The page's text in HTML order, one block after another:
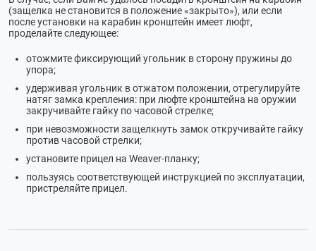
(защелка не становится в положение «закрыто»), или если
после установки на карабин кронштейн имеет люфт,
проделайте следующее:
отожмите фиксирующий угольник в сторону пружины до
упора;
удерживая угольник в отжатом положении, отрегулируйте
натяг замка крепления: при люфте кронштейна на оружии
закручивайте гайку по часовой стрелке;
при невозможности защелкнуть замок откручивайте гайку
против часовой стрелки;
установите прицел на Weaver-планку;
пользуясь соответствующей инструкцией по эксплуатации,
пристреляйте прицел.